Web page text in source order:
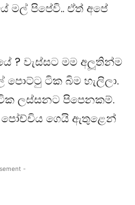
මල් පිපේවි.. ඒත් අපේ
? වැස්සට මම අලූතින්ම
පොට්ටු ටික බිම හැලිලා.
ලස්සනට පිපෙනකම්.
පෝච්චිය ගෙයි ඇතුළෙන්
-